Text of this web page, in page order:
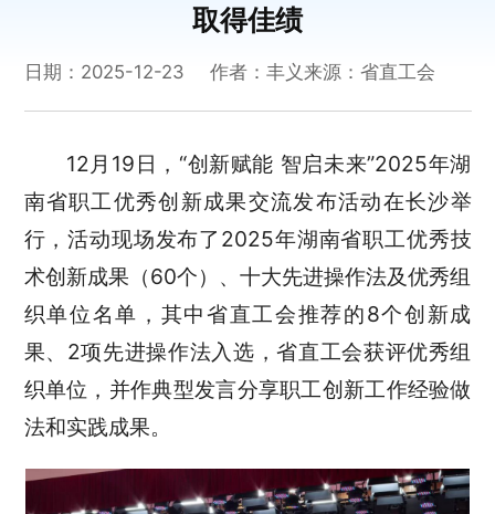
取得佳绩
日期：2025-12-23 作者：丰义 来源：省直工会
12月19日，“创新赋能 智启未来”2025年湖
南省职工优秀创新成果交流发布活动在长沙举
行，活动现场发布了2025年湖南省职工优秀技
术创新成果（60个）、十大先进操作法及优秀组
织单位名单，其中省直工会推荐的8个创新成
果、2项先进操作法入选，省直工会获评优秀组
织单位，并作典型发言分享职工创新工作经验做
法和实践成果。